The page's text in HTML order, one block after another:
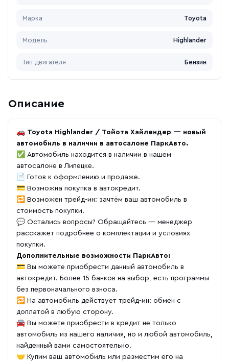
Марка Toyota
Модель Highlander
Тип двигателя Бензин
Описание
🚗 Toyota Highlander / Тойота Хайлендер — новый
автомобиль в наличии в автосалоне ПаркАвто.
✅ Автомобиль находится в наличии в нашем
автосалоне в Липецке.
📄 Готов к оформлению и продаже.
💳 Возможна покупка в автокредит.
🔁 Возможен трейд-ин: зачтём ваш автомобиль в
стоимость покупки.
💬 Остались вопросы? Обращайтесь — менеджер
расскажет подробнее о комплектации и условиях
покупки.
Дополнительные возможности ПаркАвто:
💳 Вы можете приобрести данный автомобиль в
автокредит. Более 15 банков на выбор, есть программы
без первоначального взноса.
🔁 На автомобиль действует трейд-ин: обмен с
доплатой в любую сторону.
🚘 Вы можете приобрести в кредит не только
автомобиль из нашего наличия, но и любой автомобиль,
найденный вами самостоятельно.
🤝 Купим ваш автомобиль или разместим его на